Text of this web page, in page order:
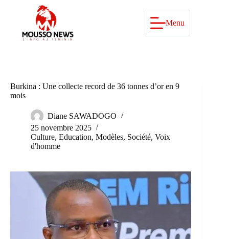
Menu
Burkina : Une collecte record de 36 tonnes d’or en 9
mois
Diane SAWADOGO
25 novembre 2025
Culture, Education, Modèles, Société, Voix
d'homme